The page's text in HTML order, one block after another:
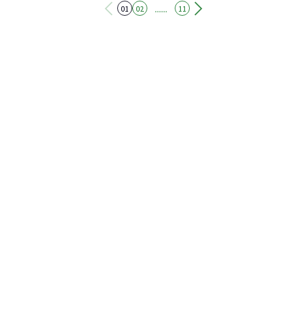
01 02 ...... 11